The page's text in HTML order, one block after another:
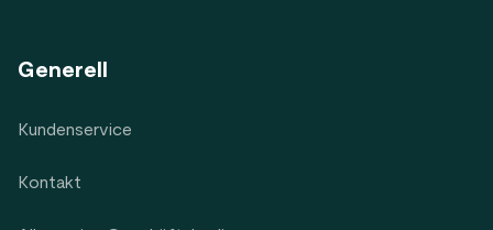
Generell
Kundenservice
Kontakt